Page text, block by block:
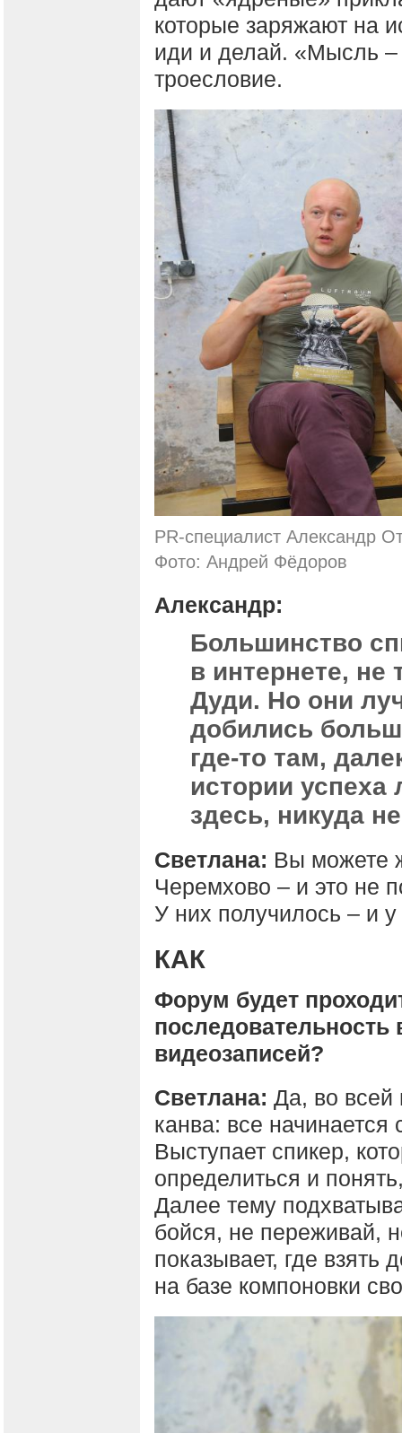
которые заряжают на
иди и делай. «Мысль –
троесловие.
PR-специалист Александр
Фото: Андрей Фёдоров
Александр:
Большинство
в интернете, не
Дуди. Но они
добились
где-то там,
истории
здесь, никуда
Светлана: Вы можете
Черемхово – и это не
У них получилось – и
КАК
Форум будет
видеозаписей?
Светлана: Да, во всей
канва: все
Выступает спикер,
определиться и
Далее тему
бойся, не переживай,
показывает, где
на базе компоновки